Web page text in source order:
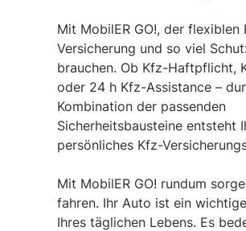
Mit MobilER GO!, der flexiblen
Versicherung und so viel
brauchen. Ob Kfz-Haftpflicht,
oder 24 h Kfz-Assistance –
Kombination der passenden
Sicherheitsbausteine entsteht
persönliches Kfz-
Mit MobilER GO! rundum
fahren. Ihr Auto ist ein
Ihres täglichen Lebens. Es